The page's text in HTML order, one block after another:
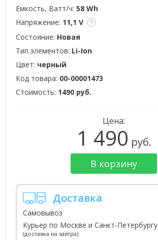
Емкость, Ватт/ч: 58 Wh
Напряжение: 11,1 V
Состояние: Новая
Тип элементов: Li-Ion
Цвет: черный
Код товара: 00-00001473
Стоимость: 1490 руб.
Цена:
1 490 руб.
В корзину
Доставка
Самовывоз
Курьер по Москве и Санкт-Петербургу
(доставка на завтра)